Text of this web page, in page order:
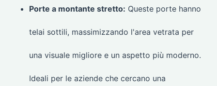
Porte a montante stretto: Queste porte hanno
telai sottili, massimizzando l'area vetrata per
una visuale migliore e un aspetto più moderno.
Ideali per le aziende che cercano una